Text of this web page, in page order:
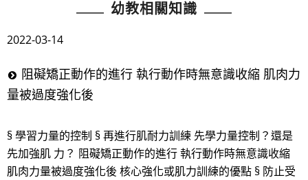
幼教相關知識
2022-03-14
阻礙矯正動作的進行 執行動作時無意識收縮 肌肉力
量被過度強化後
§ 學習力量的控制 § 再進行肌耐力訓練 先學力量控制？還是
先加強肌 力？ 阻礙矯正動作的進行 執行動作時無意識收縮
肌肉力量被過度強化後 核心強化或肌力訓練的優點 § 防止受